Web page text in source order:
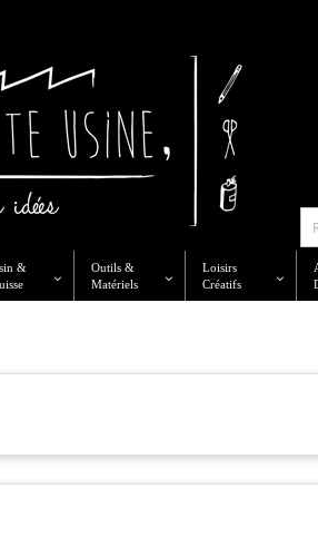
&
Outils &
Matériels
Loisirs
Créatifs